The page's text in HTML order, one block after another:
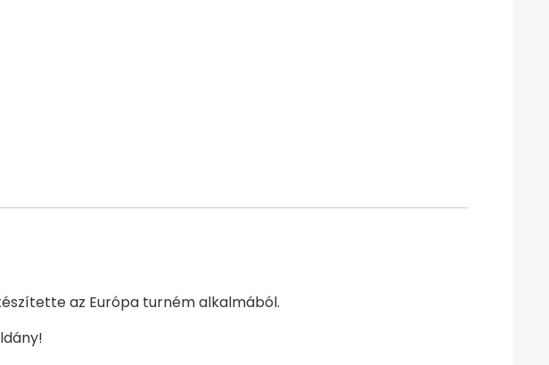
az Európa turném alkalmából.